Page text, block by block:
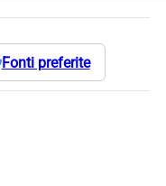
Fonti preferite